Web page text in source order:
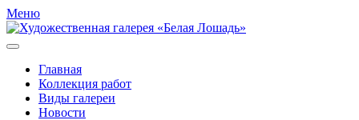
Меню
Главная
Коллекция работ
Виды галереи
Новости